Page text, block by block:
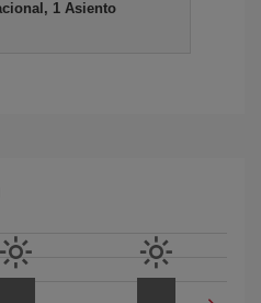
1 Asiento